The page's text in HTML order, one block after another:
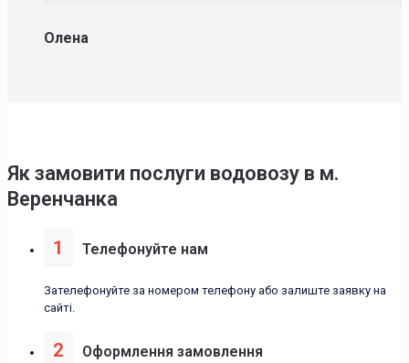
Олена
Як замовити послуги водовозу в м.
Веренчанка
1 Телефонуйте нам
Зателефонуйте за номером телефону або залиште заявку на
сайті.
2 Оформлення замовлення